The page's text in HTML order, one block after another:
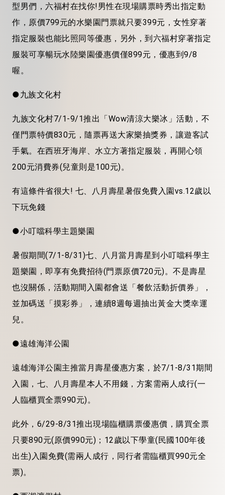
型男們，六福村在找你!男性在現場購票時秀出指定動
作，原價799元的水樂園門票就只要399元，女性穿著
指定服裝也能比照同等優惠，另外，到六福村穿著指定
服裝可享暢玩水陸樂園優惠價僅899元，優惠到9/8
喔。
●九族文化村
九族文化村7/1-9/1推出「Wow清涼大樂冰」活動，不
僅門票特價830元，隨票再送大家樂抽獎券，讓遊客試
手氣。在西班牙海岸、水立方著指定服裝，再開心領
200元消費券(兒童則是100元)。
有這條件省很大! 七、八月壽星暑假免費入園vs.12歲以
下玩免錢
●小叮噹科學主題樂園
暑假期間(7/1-8/31)七、八月當月壽星到小叮噹科學主
題樂園，即享有免費招待(門票原價720元)。不是壽星
也沒關係，活動期間入園都會送「餐飲活動折價券」，
並加碼送「摸彩券」，連續8週每週抽出黃金大獎幸運
兒。
●遠雄海洋公園
遠雄海洋公園主推當月壽星優惠方案，於7/1-8/31期間
入園，七、八月壽星本人不用錢，方案需兩人成行(一
人臨櫃買全票990元)。
此外，6/29-8/31推出現場臨櫃購票優惠價，購買全票
只要890元(原價990元)；12歲以下學童(民國100年後
出生)入園免費(需兩人成行，同行者需臨櫃買990元全
票)。